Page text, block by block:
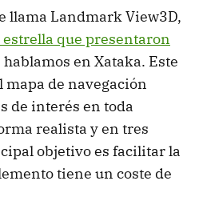
llama Landmark View3D,
que presentaron
en Xataka. Este
de navegación
de interés en toda
realista y en tres
objetivo es facilitar la
tiene un coste de